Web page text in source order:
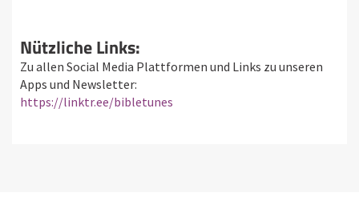
Nützliche Links:
Zu allen Social Media Plattformen und Links zu unseren
Apps und Newsletter:
https://linktr.ee/bibletunes